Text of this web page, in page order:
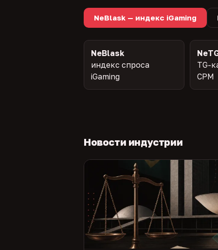
NeBlask — индекс iGaming
NeBlask
индекс спроса
iGaming
TG-
CPM
Новости индустрии